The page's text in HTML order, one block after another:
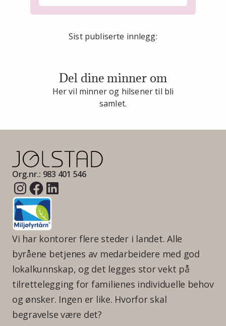
Sist publiserte innlegg:
Del dine minner om
Her vil minner og hilsener til bli
samlet.
Org.nr.: 983 401 546
Vi har kontorer flere steder i landet. Alle
byråene betjenes av medarbeidere med god
lokalkunnskap, og det legges stor vekt på
tilrettelegging for familienes individuelle behov
og ønsker. Ingen er like. Hvorfor skal
begravelse være det?